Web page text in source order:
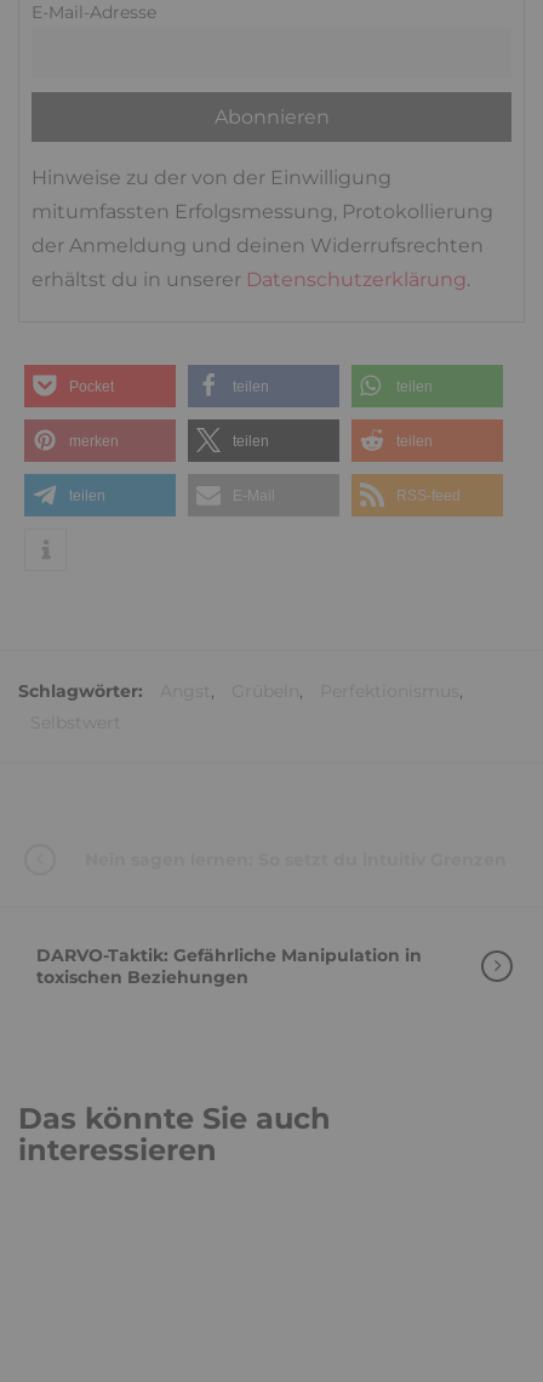
E-Mail-Adresse
Hinweise zu der von der Einwilligung
mitumfassten Erfolgsmessung, Protokollierung
der Anmeldung und deinen Widerrufsrechten
erhältst du in unserer Datenschutzerklärung.
Pocket teilen teilen
merken teilen teilen
teilen E-Mail RSS-feed
Schlagwörter: , ,
,
DARVO-Taktik: Gefährliche Manipulation in
toxischen Beziehungen
Das könnte Sie auch
interessieren